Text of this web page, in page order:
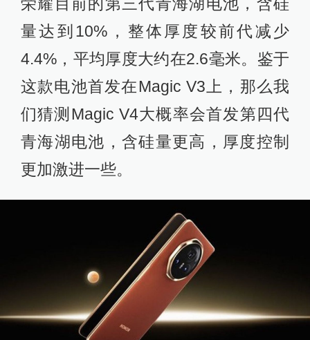
量达到10%，整体厚度较前代减少
4.4%，平均厚度大约在2.6毫米。鉴于
这款电池首发在Magic V3上，那么我
们猜测Magic V4大概率会首发第四代
青海湖电池，含硅量更高，厚度控制
更加激进一些。